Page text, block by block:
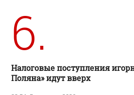
6.
Налоговые поступления
Поляна» идут вверх